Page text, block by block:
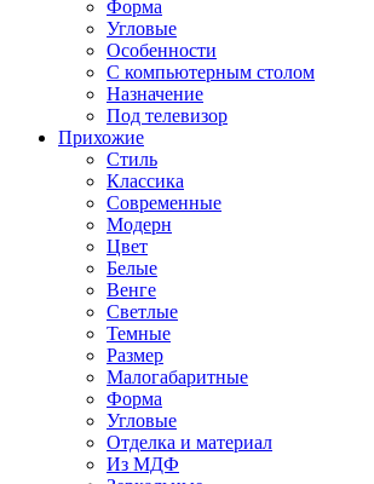
Форма
Угловые
Особенности
С компьютерным столом
Назначение
Под телевизор
Прихожие
Стиль
Классика
Современные
Модерн
Цвет
Белые
Венге
Светлые
Темные
Размер
Малогабаритные
Форма
Угловые
Отделка и материал
Из МДФ